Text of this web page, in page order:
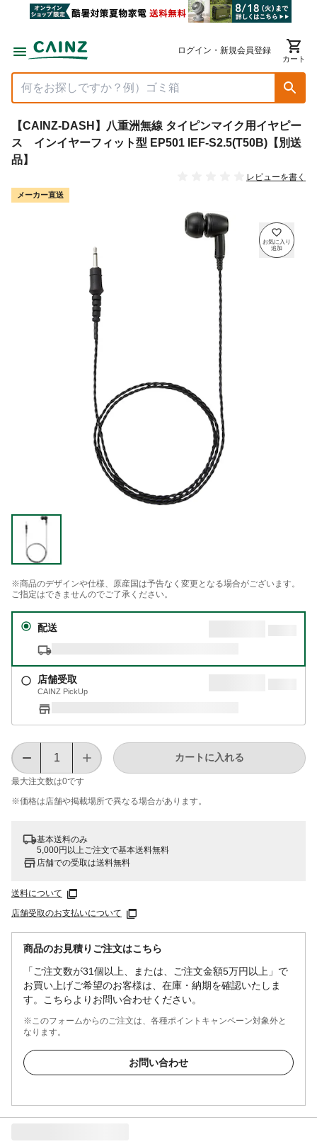
ログイン・新規会員登録
カート
【CAINZ-DASH】八重洲無線 タイピンマイク用イヤピー
ス インイヤーフィット型 EP501 IEF-S2.5(T50B)【別送
品】
レビューを書く
メーカー直送
※商品のデザインや仕様、原産国は予告なく変更となる場合がございます。
ご指定はできませんのでご了承ください。
配送
店舗受取
CAINZ PickUp
最大注文数は0です
カートに入れる
※価格は​店舗や​掲載場所で​異なる​場合が​あります。
基本送料のみ
5,000円以上ご注文で基本送料無料
店舗での受取は送料無料
送料について
店舗受取のお支払いについて
商品のお見積りご注文はこちら
「ご注文数が31個以上、または、ご注文金額5万円以上」で
お買い上げご希望のお客様は、在庫・納期を確認いたしま
す。こちらよりお問い合わせください。
※このフォームからのご注文は、各種ポイントキャンペーン対象外と
なります。
お問い合わせ